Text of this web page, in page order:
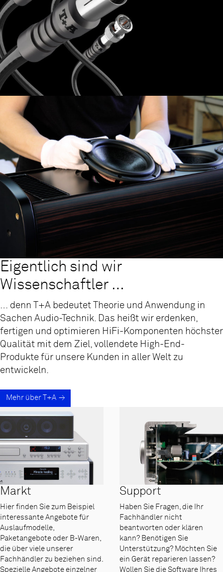
Eigentlich sind wir
Wissenschaftler …
… denn T+A bedeutet Theorie und Anwendung in
Sachen Audio-Technik. Das heißt wir erdenken,
fertigen und optimieren HiFi-Komponenten höchster
Qualität mit dem Ziel, vollendete High-End-
Produkte für unsere Kunden in aller Welt zu
entwickeln.
Mehr über T+A
Markt
Hier finden Sie zum Beispiel
interessante Angebote für
Auslaufmodelle,
Paketangebote oder B-Waren,
die über viele unserer
Fachhändler zu beziehen sind.
Spezielle Angebote einzelner
Support
Haben Sie Fragen, die Ihr
Fachhändler nicht
beantworten oder klären
kann? Benötigen Sie
Unterstützung? Möchten Sie
ein Gerät reparieren lassen?
Wollen Sie die Software Ihres